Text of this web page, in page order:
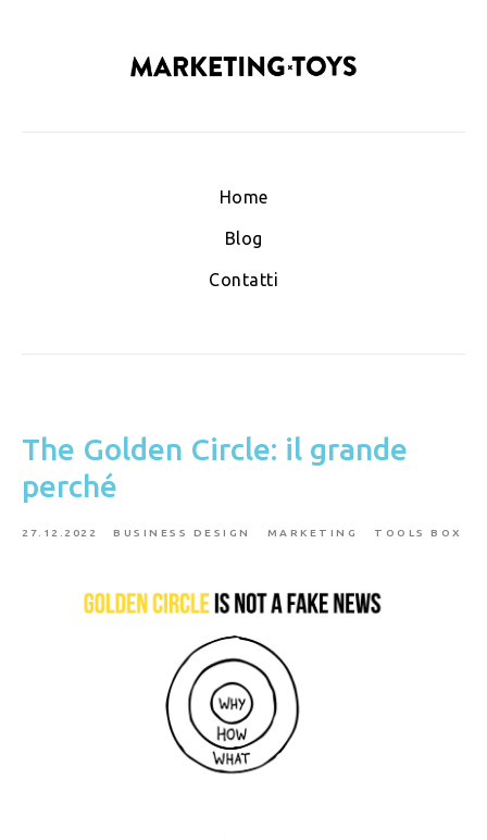
Home
Blog
Contatti
The Golden Circle: il grande
perché
27.12.2022 BUSINESS DESIGN MARKETING TOOLS BOX